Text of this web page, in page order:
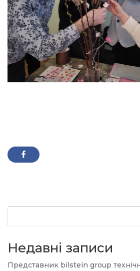
Недавні записи
Представник bilstein group